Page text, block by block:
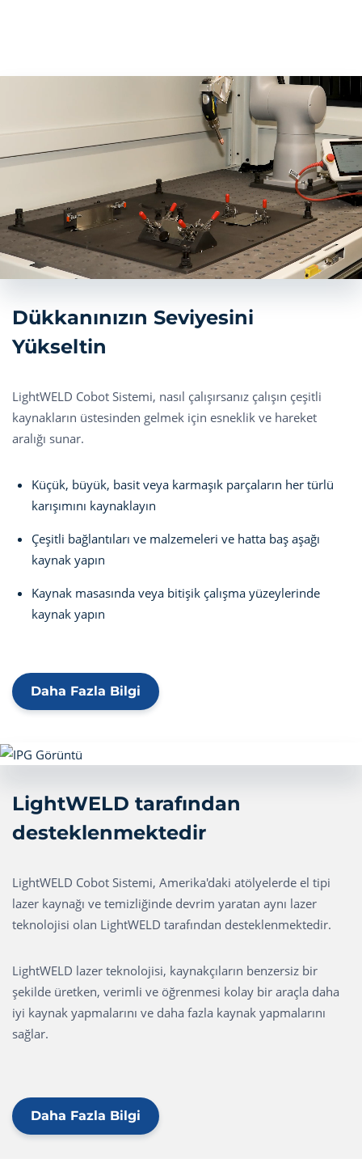
Dükkanınızın Seviyesini
Yükseltin
LightWELD Cobot Sistemi, nasıl çalışırsanız çalışın çeşitli
kaynakların üstesinden gelmek için esneklik ve hareket
aralığı sunar.
Küçük, büyük, basit veya karmaşık parçaların her türlü
karışımını kaynaklayın
Çeşitli bağlantıları ve malzemeleri ve hatta baş aşağı
kaynak yapın
Kaynak masasında veya bitişik çalışma yüzeylerinde
kaynak yapın
Daha Fazla Bilgi
LightWELD tarafından
desteklenmektedir
LightWELD Cobot Sistemi, Amerika'daki atölyelerde el tipi
lazer kaynağı ve temizliğinde devrim yaratan aynı lazer
teknolojisi olan LightWELD tarafından desteklenmektedir.
LightWELD lazer teknolojisi, kaynakçıların benzersiz bir
şekilde üretken, verimli ve öğrenmesi kolay bir araçla daha
iyi kaynak yapmalarını ve daha fazla kaynak yapmalarını
sağlar.
Daha Fazla Bilgi